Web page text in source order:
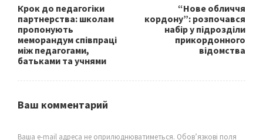
Крок до педагогіки
партнерства: школам
пропонують
меморандум співпраці
між педагогами,
батьками та учнями
“Нове обличчя
кордону”: розпочався
набір у підрозділи
прикордонного
відомства
Ваш комментарий
Ваша e-mail адреса не оприлюднюватиметься. Обов’язкові поля